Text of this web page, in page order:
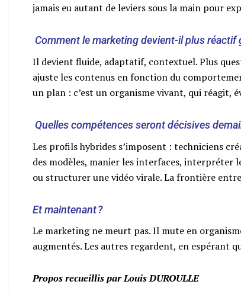
jamais eu autant de leviers sous la main pour
Comment le marketing devient-il plus réactif
Il devient fluide, adaptatif, contextuel. Plus
ajuste les contenus en fonction du
un plan : c’est un organisme vivant, qui réagit,
Quelles compétences seront décisives
Les profils hybrides s’imposent : techniciens
des modèles, manier les interfaces, interpréter
ou structurer une vidéo virale. La frontière
Et maintenant ?
Le marketing ne meurt pas. Il mute en
augmentés. Les autres regardent, en espérant
Propos recueillis par Louis DUROULLE